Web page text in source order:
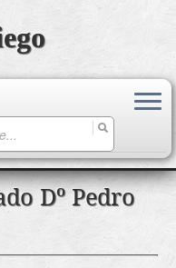
Dº Pedro